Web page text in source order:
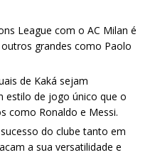
League com o AC Milan é
grandes como Paolo
de Kaká sejam
estilo de jogo único que o
como Ronaldo e Messi.
do clube tanto em
a sua versatilidade e